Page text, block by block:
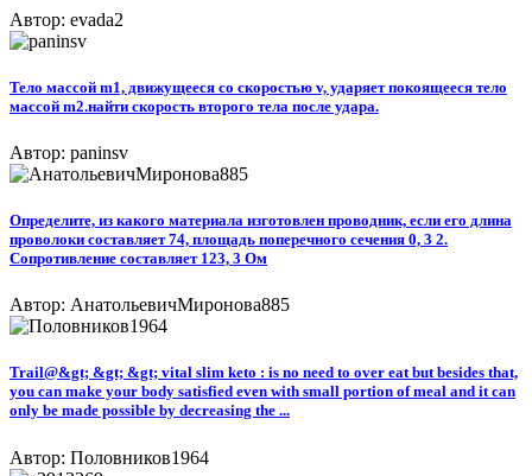
Автор: evada2
Тело массой m1, движущееся со скоростью v, ударяет покоящееся тело
массой m2.найти скорость второго тела после удара.
Автор: paninsv
Определите, из какого материала изготовлен проводник, если его длина
проволоки составляет 74, площадь поперечного сечения 0, 3 2.
Сопротивление составляет 123, 3 Ом
Автор: АнатольевичМиронова885
Trail@&gt; &gt; &gt; vital slim keto : is no need to over eat but besides that,
you can make your body satisfied even with small portion of meal and it can
only be made possible by decreasing the ...
Автор: Половников1964